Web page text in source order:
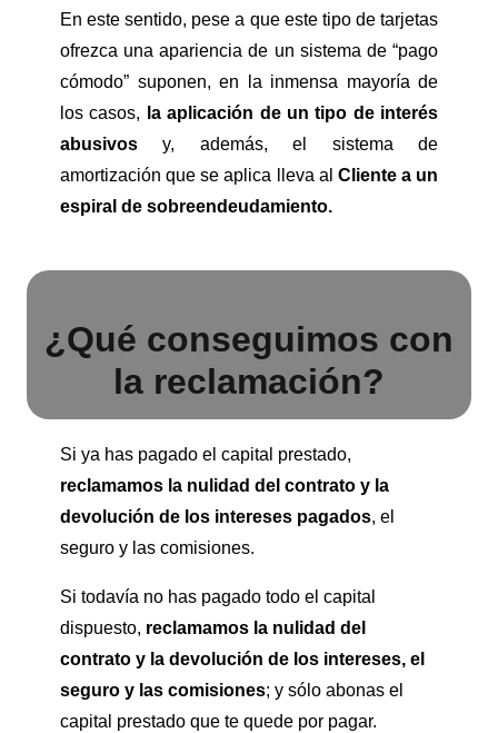
En este sentido, pese a que este tipo de tarjetas
ofrezca una apariencia de un sistema de “pago
cómodo” suponen, en la inmensa mayoría de
los casos,
la aplicación de un tipo de interés
abusivos y, además, el sistema de
amortización que se aplica lleva al Cliente a un
espiral de sobreendeudamiento.
¿Qué conseguimos con
la reclamación?
Si ya has pagado el capital prestado,
reclamamos la nulidad del contrato y la
devolución de los intereses pagados, el
seguro y las comisiones.
Si todavía no has pagado todo el capital
dispuesto, reclamamos la nulidad del
contrato y la devolución de los intereses, el
seguro y las comisiones; y sólo abonas el
capital prestado que te quede por pagar.